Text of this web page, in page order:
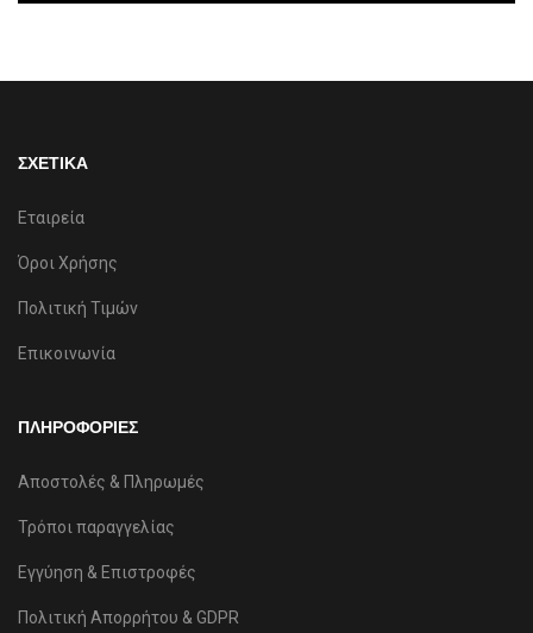
ΣΧΕΤΙΚΑ
Εταιρεία
Όροι Χρήσης
Πολιτική Τιμών
Επικοινωνία
ΠΛΗΡΟΦΟΡΙΕΣ
Αποστολές & Πληρωμές
Τρόποι παραγγελίας
Εγγύηση & Επιστροφές
Πολιτική Απορρήτου & GDPR